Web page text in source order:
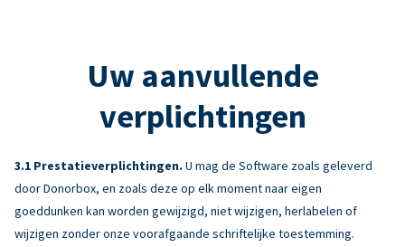
Uw aanvullende
verplichtingen
Prestatieverplichtingen. U mag de Software zoals geleverd
door Donorbox, en zoals deze op elk moment naar eigen
goeddunken kan worden gewijzigd, niet wijzigen, herlabelen of
wijzigen zonder onze voorafgaande schriftelijke toestemming.